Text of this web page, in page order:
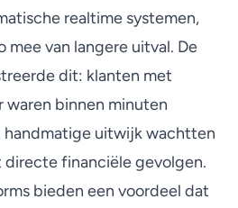
realtime systemen,
mee van langere uitval. De
dit: klanten met
binnen minuten
handmatige uitwijk wachtten
directe financiële gevolgen.
bieden een voordeel dat